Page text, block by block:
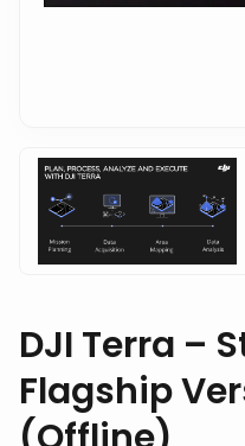
DJI Terra –
Flagship